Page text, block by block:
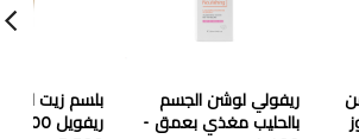
ريفولي لوشن الجسم
بالحليب مغذي بعمق -
بلسم زيت
ريفويل 200 مل